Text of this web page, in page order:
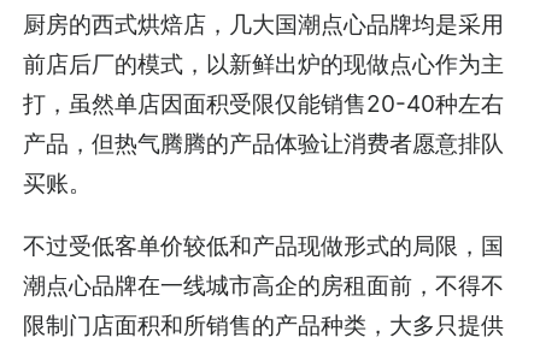
厨房的西式烘焙店，几大国潮点心品牌均是采用
前店后厂的模式，以新鲜出炉的现做点心作为主
打，虽然单店因面积受限仅能销售20-40种左右
产品，但热气腾腾的产品体验让消费者愿意排队
买账。
不过受低客单价较低和产品现做形式的局限，国
潮点心品牌在一线城市高企的房租面前，不得不
限制门店面积和所销售的产品种类，大多只提供